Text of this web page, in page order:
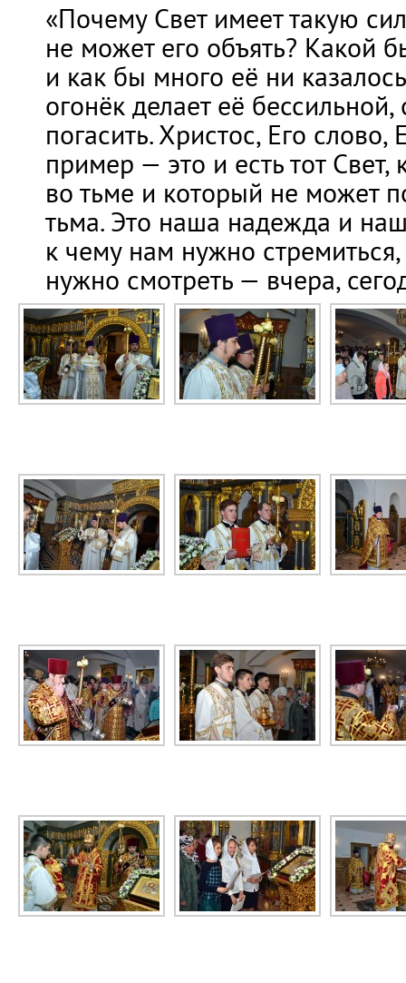
«Почему Свет имеет такую
не может его объять? Какой
и как бы много её ни
огонёк делает её
погасить. Христос, Его
пример — это и есть тот Свет,
во тьме и который не может
тьма. Это наша надежда и
к чему нам нужно
нужно смотреть — вчера,